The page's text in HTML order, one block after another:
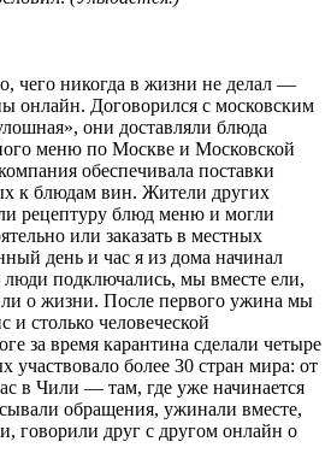
чего никогда в жизни не делал —
онлайн. Договорился с московским
они доставляли блюда
меню по Москве и Московской
обеспечивала поставки
к блюдам вин. Жители других
рецептуру блюд меню и могли
или заказать в местных
день и час я из дома начинал
люди подключались, мы вместе ели,
о жизни. После первого ужина мы
и столько человеческой
за время карантина сделали четыре
участвовало более 30 стран мира: от
в Чили — там, где уже начинается
обращения, ужинали вместе,
говорили друг с другом онлайн о